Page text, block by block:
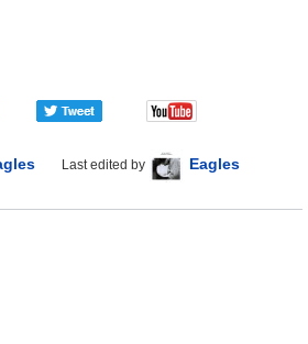
Last edited by Eagles